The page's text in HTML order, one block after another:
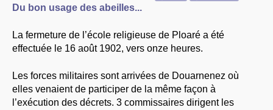
Du bon usage des abeilles...
La fermeture de l’école religieuse de Ploaré a été
effectuée le 16 août 1902, vers onze heures.
Les forces militaires sont arrivées de Douarnenez où
elles venaient de participer de la même façon à
l’exécution des décrets. 3 commissaires dirigent les